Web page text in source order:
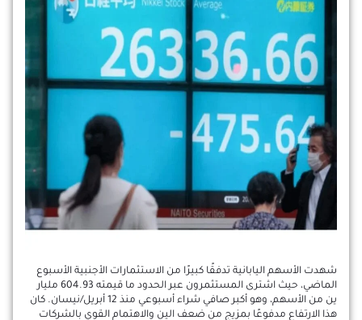
شهدت الأسهم اليابانية تدفقًا كبيرًا من الاستثمارات الأجنبية الأسبوع
الماضي، حيث اشترى المستثمرون عبر الحدود ما قيمته 604.93 مليار
ين من الأسهم، وهو أكبر صافي شراء أسبوعي منذ 12 أبريل/نيسان. كان
هذا الارتفاع مدفوعًا بمزيج من ضعف الين والاهتمام القوي بالشركات